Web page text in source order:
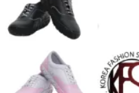
CAMPFIRE for Social Good
CAMPFIREふるさと納税